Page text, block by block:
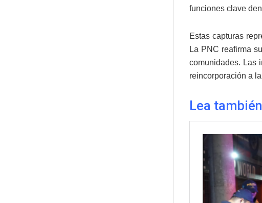
funciones clave
Estas capturas
La PNC reafirma
comunidades. Las
reincorporación a
Lea